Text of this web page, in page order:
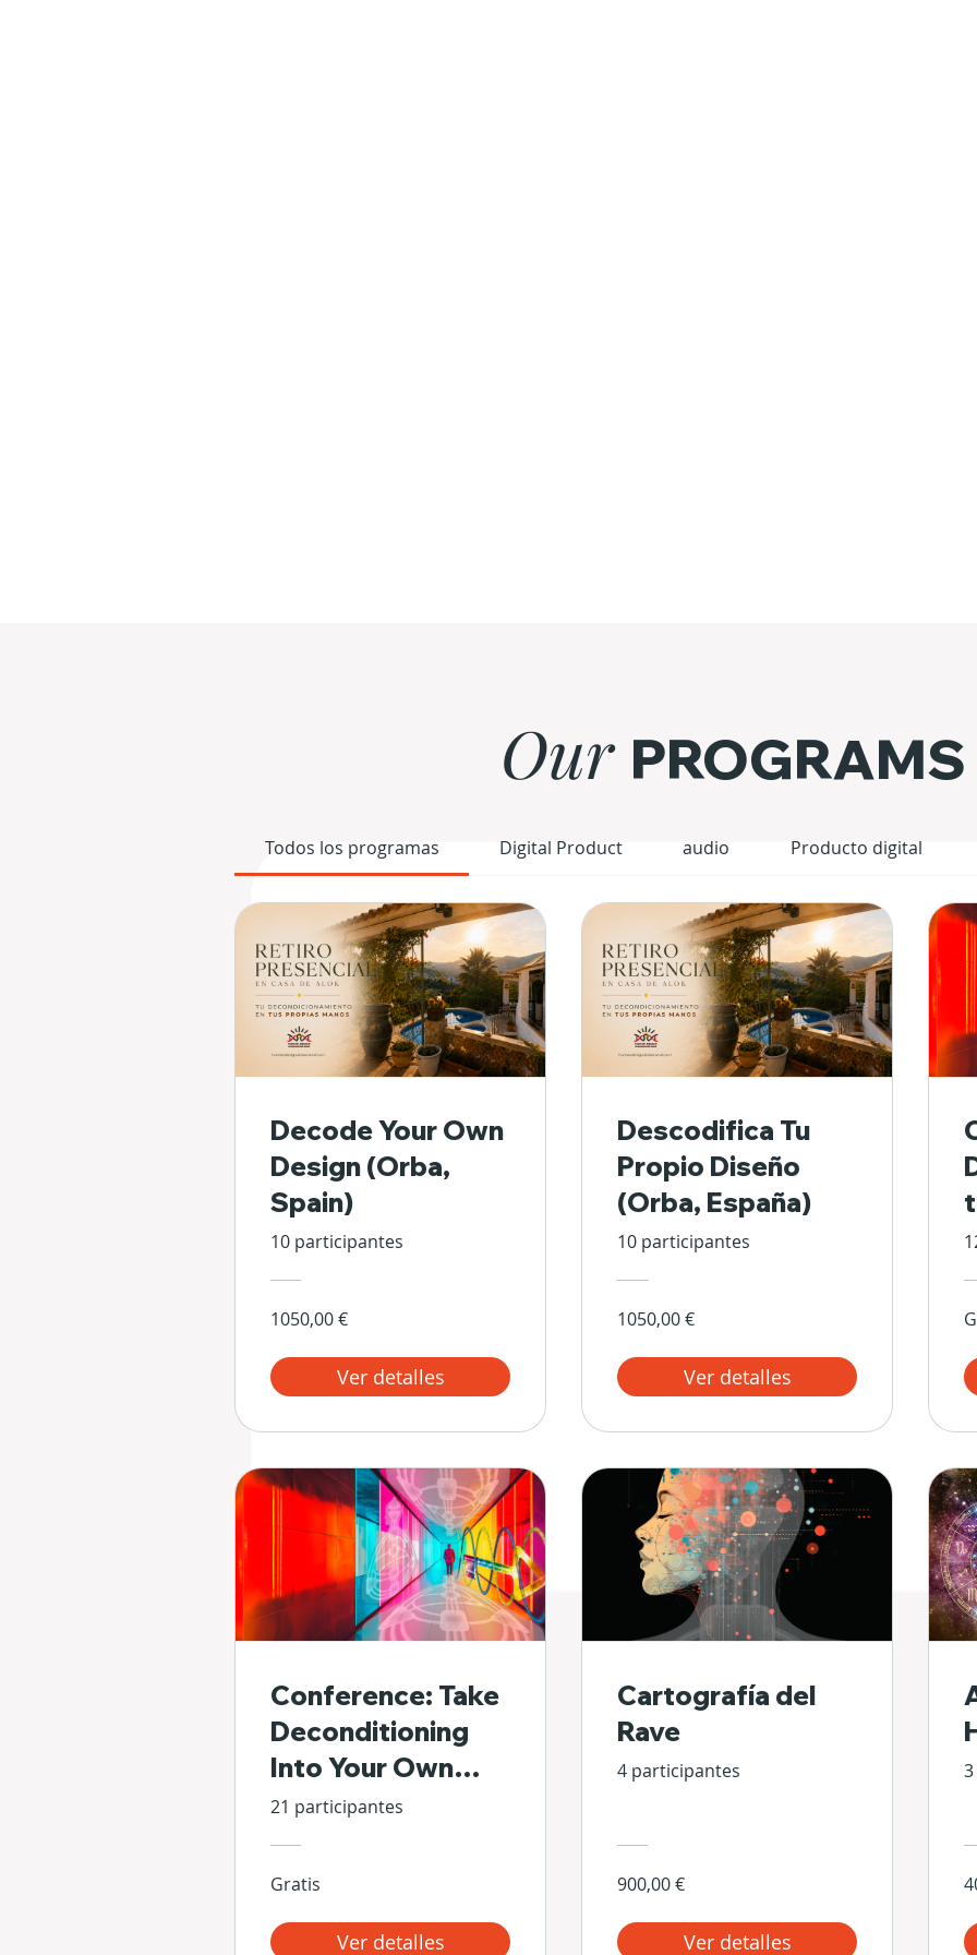
Our PROGRAMS
Todos los programas Digital Product audio Producto digital
Decode Your Own
Design (Orba,
Spain)
10 participantes
1050,00 €
Ver detalles
Descodifica Tu
Propio Diseño
(Orba, España)
10 participantes
1050,00 €
Ver detalles
Conference: Take
Deconditioning
Into Your Own
Hands
21 participantes
Gratis
Ver detalles
Cartografía del
Rave
4 participantes
900,00 €
Ver detalles